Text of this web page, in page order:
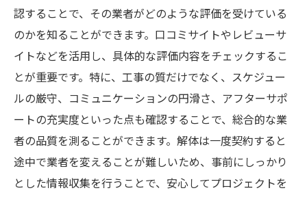
認することで、その業者がどのような評価を受けている
のかを知ることができます。口コミサイトやレビューサ
イトなどを活用し、具体的な評価内容をチェックするこ
とが重要です。特に、工事の質だけでなく、スケジュー
ルの厳守、コミュニケーションの円滑さ、アフターサポ
ートの充実度といった点も確認することで、総合的な業
者の品質を測ることができます。解体は一度契約すると
途中で業者を変えることが難しいため、事前にしっかり
とした情報収集を行うことで、安心してプロジェクトを